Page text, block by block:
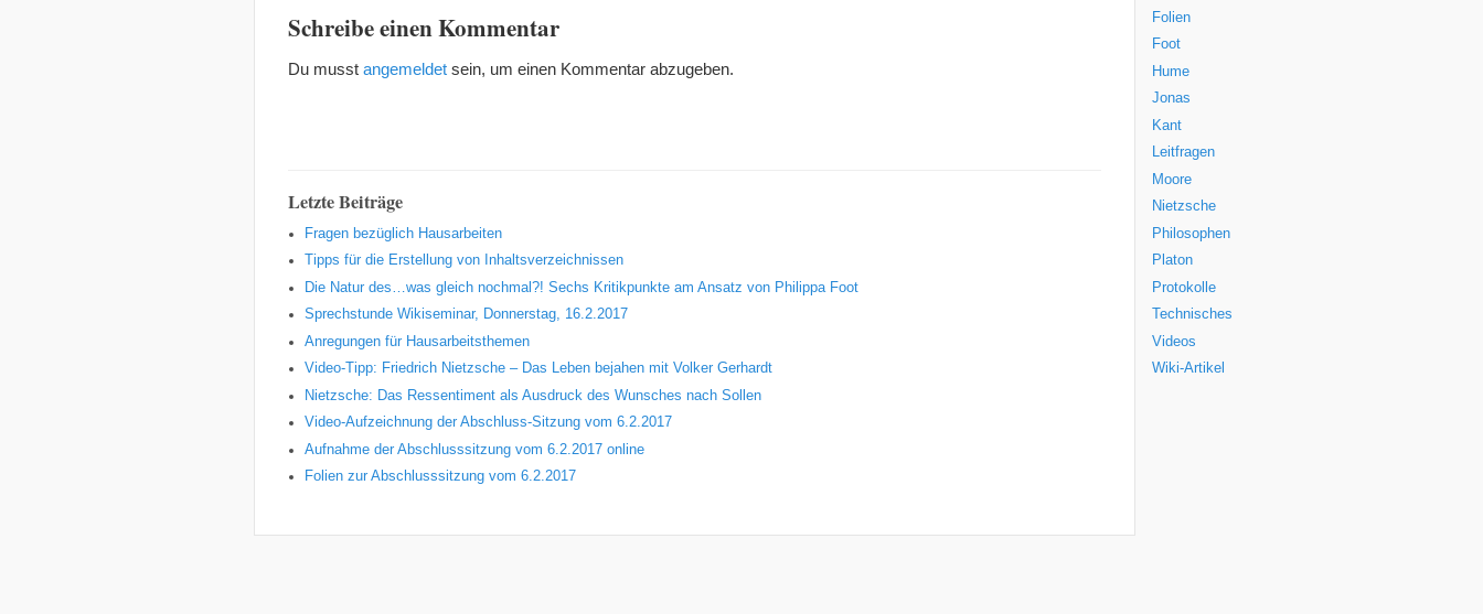
Schreibe einen Kommentar
Du musst angemeldet sein, um einen Kommentar abzugeben.
Letzte Beiträge
Fragen bezüglich Hausarbeiten
Tipps für die Erstellung von Inhaltsverzeichnissen
Die Natur des…was gleich nochmal?! Sechs Kritikpunkte am Ansatz von Philippa Foot
Sprechstunde Wikiseminar, Donnerstag, 16.2.2017
Anregungen für Hausarbeitsthemen
Video-Tipp: Friedrich Nietzsche – Das Leben bejahen mit Volker Gerhardt
Nietzsche: Das Ressentiment als Ausdruck des Wunsches nach Sollen
Video-Aufzeichnung der Abschluss-Sitzung vom 6.2.2017
Aufnahme der Abschlusssitzung vom 6.2.2017 online
Folien zur Abschlusssitzung vom 6.2.2017
Folien
Foot
Hume
Jonas
Kant
Leitfragen
Moore
Nietzsche
Philosophen
Platon
Protokolle
Technisches
Videos
Wiki-Artikel